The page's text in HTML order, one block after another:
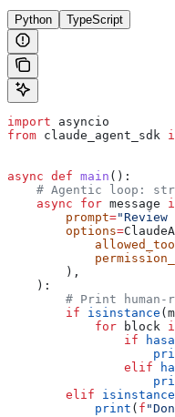
Python TypeScript
import asyncio
from claude_agent_sdk
async def main ():
# Agentic loop:
    async
for message
        prompt
=
        options
=
        ),
    ):
# Print human-
        if
isinstance
            for
block
                if
                elif
        elif
isinstance
            print
( f